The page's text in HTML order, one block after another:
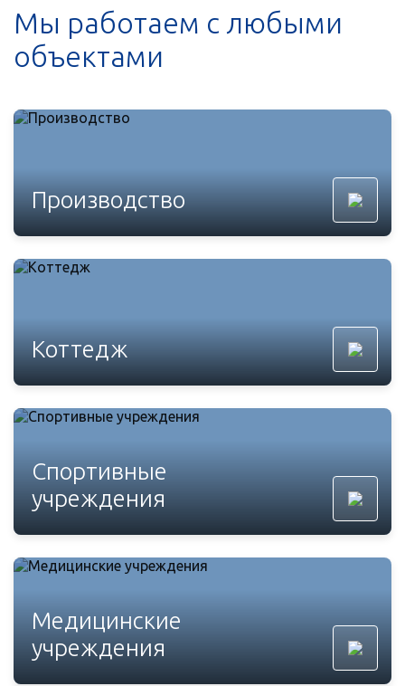
Мы работаем с любыми
объектами
Производство
Коттедж
Спортивные
учреждения
Медицинские
учреждения